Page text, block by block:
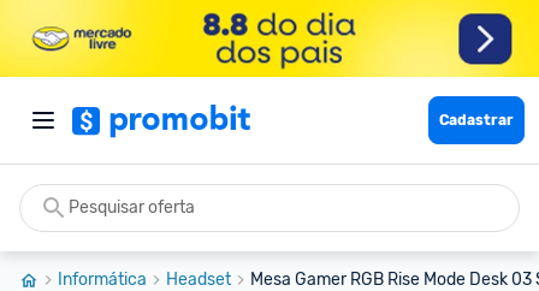
Cadastrar
Informática Headset Mesa Gamer RGB Rise Mode Desk